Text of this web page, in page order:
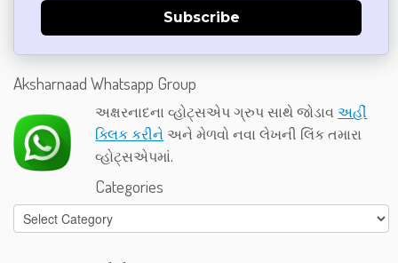
Subscribe
Aksharnaad Whatsapp Group
અક્ષરનાદના વ્હોટ્સએપ ગ્રુપ સાથે જોડાવઅહીં
ક્લિક કરીને અને મેળવો નવા લેખની લિંક તમારા
વ્હોટ્સએપમાં.
Categories
Categories